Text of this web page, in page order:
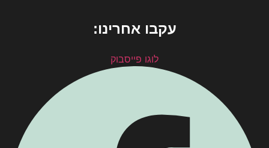
עקבו אחרינו:
לוגו פייסבוק